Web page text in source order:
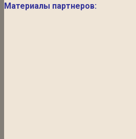
Материалы партнеров: